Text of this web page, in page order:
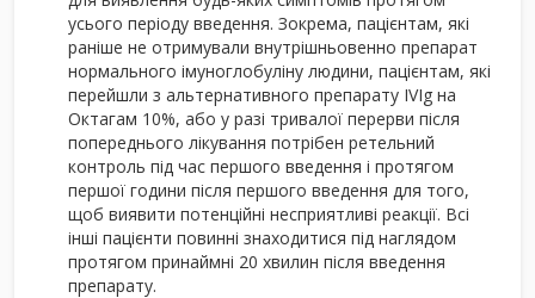
усього періоду введення. Зокрема, пацієнтам, які
раніше не отримували внутрішньовенно препарат
нормального імуноглобуліну людини, пацієнтам, які
перейшли з альтернативного препарату IVIg на
Октагам 10%, або у разі тривалої перерви після
попереднього лікування потрібен ретельний
контроль під час першого введення і протягом
першої години після першого введення для того,
щоб виявити потенційні несприятливі реакції. Всі
інші пацієнти повинні знаходитися під наглядом
протягом принаймні 20 хвилин після введення
препарату.